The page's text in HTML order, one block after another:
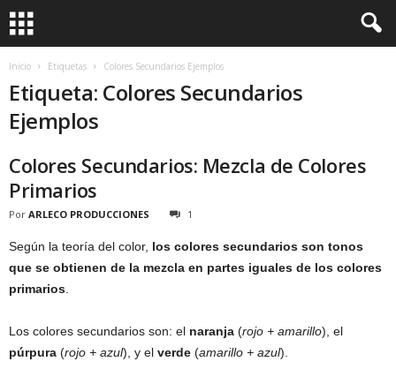
Inicio Etiquetas Colores Secundarios Ejemplos
Etiqueta: Colores Secundarios
Ejemplos
Colores Secundarios: Mezcla de Colores
Primarios
Por ARLECO PRODUCCIONES 1
Según la teoría del color, los colores secundarios son tonos
que se obtienen de la mezcla en partes iguales de los colores
primarios
Los colores secundarios son: el naranja (rojo + amarillo), el
púrpura (rojo + azul), y el verde (amarillo + azul).